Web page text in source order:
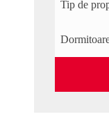
Tip de